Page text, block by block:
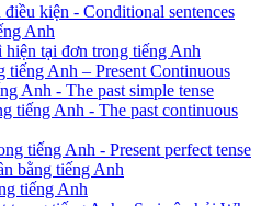
kiện - Conditional sentences
Anh
hiện tại đơn trong tiếng Anh
tiếng Anh – Present Continuous
Anh - The past simple tense
tiếng Anh - The past continuous
tiếng Anh - Present perfect tense
bằng tiếng Anh
tiếng Anh